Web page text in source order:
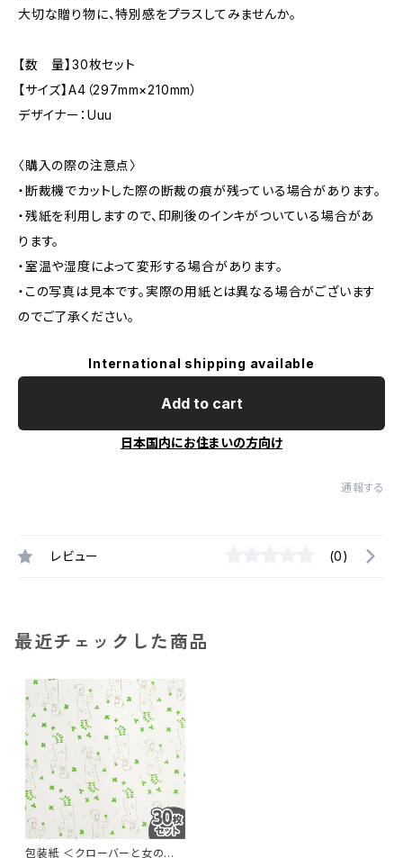
大切な贈り物に、特別感をプラスしてみませんか。
【数 量】30枚セット
【サイズ】A4（297mm×210mm）
デザイナー：Uuu
〈購入の際の注意点〉
・断裁機でカットした際の断裁の痕が残っている場合があります。
・残紙を利用しますので、印刷後のインキがついている場合があ
ります。
・室温や湿度によって変形する場合があります。
・この写真は見本です。実際の用紙とは異なる場合がございます
のでご了承ください。
International shipping available
Add to cart
日本国内にお住まいの方向け
通報する
レビュー (0)
最近チェックした商品
包装紙 ＜クローバーと女の子・